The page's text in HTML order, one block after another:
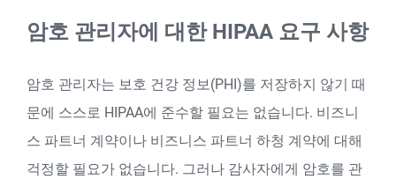
암호 관리자에 대한 HIPAA 요구 사항
암호 관리자는 보호 건강 정보(PHI)를 저장하지 않기 때
문에 스스로 HIPAA에 준수할 필요는 없습니다. 비즈니
스 파트너 계약이나 비즈니스 파트너 하청 계약에 대해
걱정할 필요가 없습니다. 그러나 감사자에게 암호를 관